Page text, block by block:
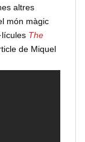
altres
món màgic
The
de Miquel